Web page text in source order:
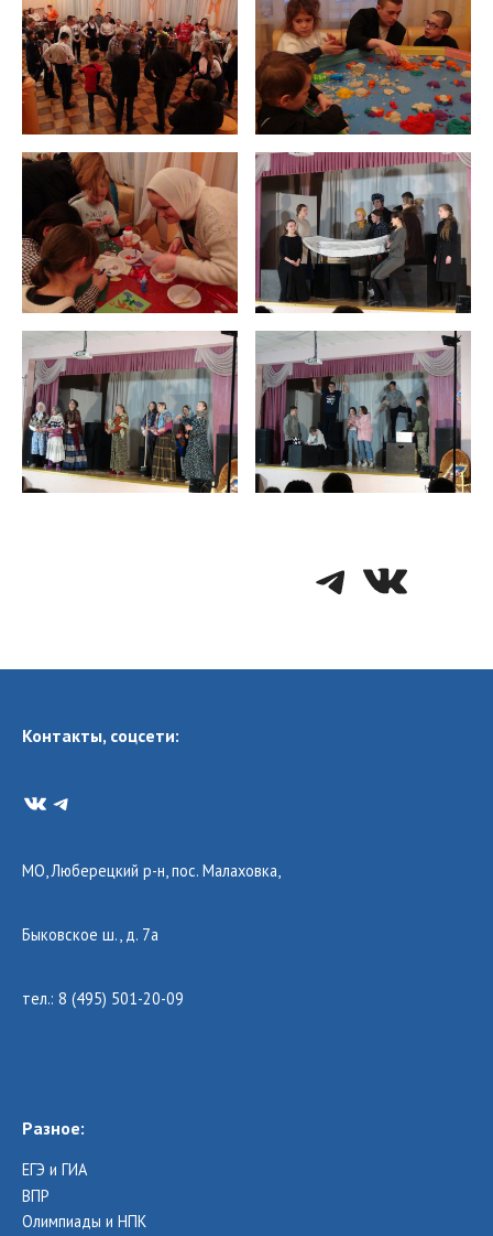
VK
Контакты, соцсети:
VKTelegram
МО, Люберецкий р-н, пос. Малаховка,
Быковское ш., д. 7а
тел.: 8 (495) 501-20-09
Разное:
ЕГЭ и ГИА
ВПР
Олимпиады и НПК